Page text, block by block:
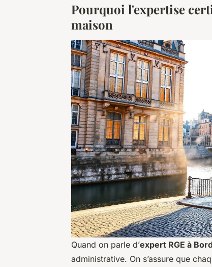
Pourquoi l'expertise
maison
Quand on parle d’expert RGE à
administrative. On s’assure que